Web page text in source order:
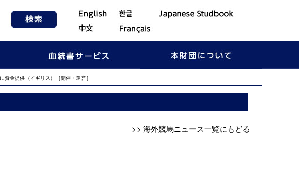
金提供（イギリス）［開催・運営］
>> 海外競馬ニュース一覧にもどる